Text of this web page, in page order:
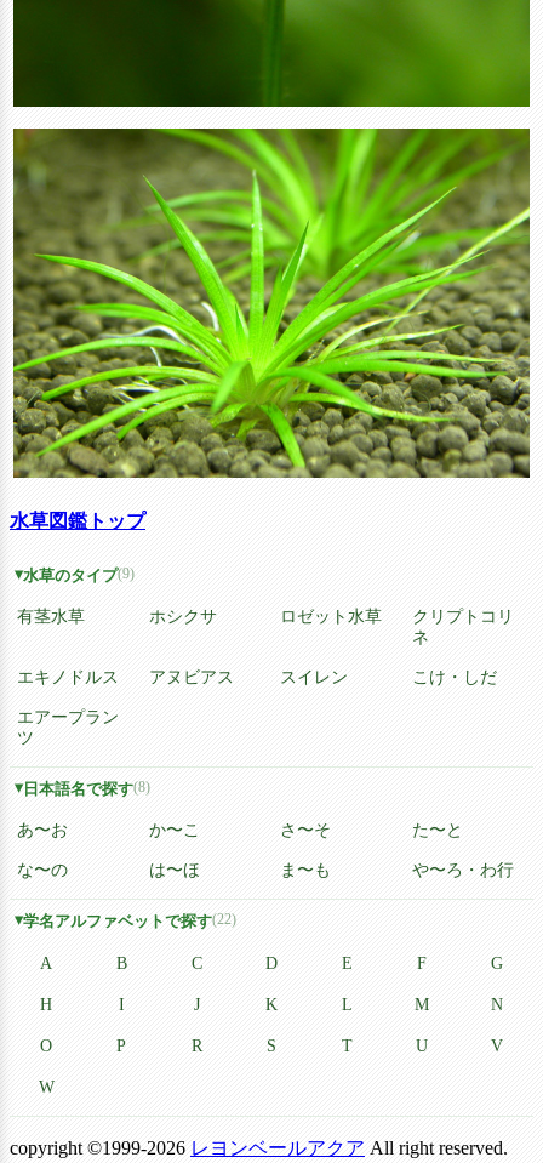
水草図鑑トップ
水草のタイプ(9)
有茎水草 ホシクサ ロゼット水草
クリプトコリ
ネ
エキノドルス アヌビアス スイレン こけ・しだ
エアープラン
ツ
日本語名で探す(8)
あ〜お か〜こ さ〜そ た〜と
な〜の は〜ほ ま〜も や〜ろ・わ行
学名アルファベットで探す(22)
A B C D E F G
H I J K L M N
O P R S T U V
W
copyright ©1999-2026 レヨンベールアクア All right reserved.